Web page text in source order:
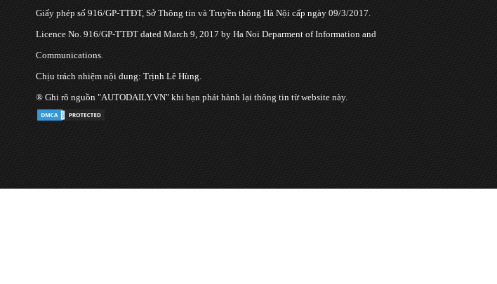
Giấy phép số 916/GP-TTĐT, Sở Thông tin và Truyền thông Hà Nội cấp ngày 09/3/2017.
Licence No. 916/GP-TTĐT dated March 9, 2017 by Ha Noi Deparment of Information and
Communications.
Chịu trách nhiệm nội dung: Trịnh Lê Hùng.
® Ghi rõ nguồn "AUTODAILY.VN" khi bạn phát hành lại thông tin từ website này.